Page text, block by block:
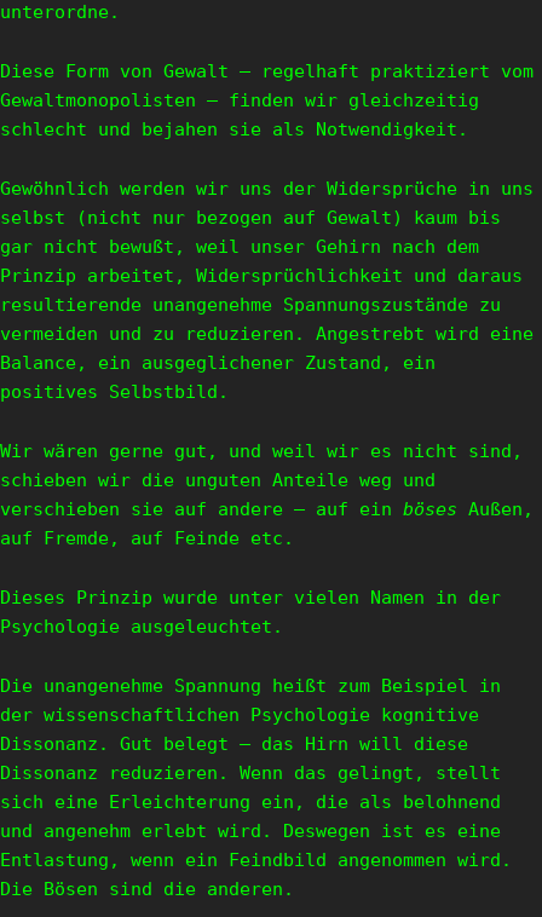
unterordne.
Diese Form von Gewalt – regelhaft praktiziert vom
Gewaltmonopolisten – finden wir gleichzeitig
schlecht und bejahen sie als Notwendigkeit.
Gewöhnlich werden wir uns der Widersprüche in uns
selbst (nicht nur bezogen auf Gewalt) kaum bis
gar nicht bewußt, weil unser Gehirn nach dem
Prinzip arbeitet, Widersprüchlichkeit und daraus
resultierende unangenehme Spannungszustände zu
vermeiden und zu reduzieren. Angestrebt wird eine
Balance, ein ausgeglichener Zustand, ein
positives Selbstbild.
Wir wären gerne gut, und weil wir es nicht sind,
schieben wir die unguten Anteile weg und
verschieben sie auf andere – auf ein böses Außen,
auf Fremde, auf Feinde etc.
Dieses Prinzip wurde unter vielen Namen in der
Psychologie ausgeleuchtet.
Die unangenehme Spannung heißt zum Beispiel in
der wissenschaftlichen Psychologie kognitive
Dissonanz. Gut belegt – das Hirn will diese
Dissonanz reduzieren. Wenn das gelingt, stellt
sich eine Erleichterung ein, die als belohnend
und angenehm erlebt wird. Deswegen ist es eine
Entlastung, wenn ein Feindbild angenommen wird.
Die Bösen sind die anderen.